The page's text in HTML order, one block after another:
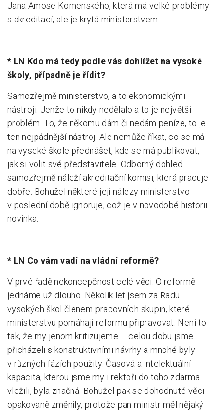
Jana Amose Komenského, která má velké problémy
s akreditací, ale je krytá ministerstvem.
* LN Kdo má tedy podle vás dohlížet na vysoké
školy, případně je řídit?
Samozřejmě ministerstvo, a to ekonomickými
nástroji. Jenže to nikdy nedělalo a to je největší
problém. To, že někomu dám či nedám peníze, to je
ten nejpádnější nástroj. Ale nemůže říkat, co se má
na vysoké škole přednášet, kde se má publikovat,
jak si volit své představitele. Odborný dohled
samozřejmě náleží akreditační komisi, která pracuje
dobře. Bohužel některé její nálezy ministerstvo
v poslední době ignoruje, což je v novodobé historii
novinka.
* LN Co vám vadí na vládní reformě?
V prvé řadě nekoncepčnost celé věci. O reformě
jednáme už dlouho. Několik let jsem za Radu
vysokých škol členem pracovních skupin, které
ministerstvu pomáhají reformu připravovat. Není to
tak, že my jenom kritizujeme – celou dobu jsme
přicházeli s konstruktivními návrhy a mnohé byly
v různých fázích použity. Časová a intelektuální
kapacita, kterou jsme my i rektoři do toho zdarma
vložili, byla značná. Bohužel pak se dohodnuté věci
opakovaně změnily, protože pan ministr měl nějaký